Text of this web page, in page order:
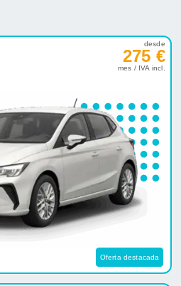
desde
275 €
mes / IVA incl.
Oferta destacada